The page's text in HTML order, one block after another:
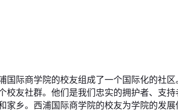
国际商学院的校友组成了一个国际化的社
校友社群。他们是我们忠实的拥护者、支
家乡。西浦国际商学院的校友为学院的发